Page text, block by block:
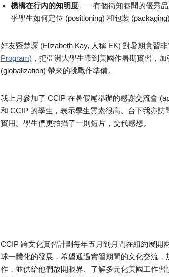
機構在行內的知明度——有個街知巷聞的優秀品
乎學生如何定位 (positioning) 和包裝 (packaging)
好友暨楚琛 (Elizabeth Kay, 人稱 EK) 對暑期實習
Program) ，把亞洲大學生帶到美國作暑期實習，
(globalization) 帶來的挑戰作準備。
我上月參加了 CCIP 在暑假尾舉辦的感謝交流會
和 CCIP 的學生，表示學生質素很高。台下我亦
實用。學生們更拍攝了一則短片，交代感想。
CCIP 跨文化實習計劃每年五月到月間在紐約展開
球一體化的發展，希望通過實習期間的文化交流
作，並供給他們放開眼界、了解多元化美國工作